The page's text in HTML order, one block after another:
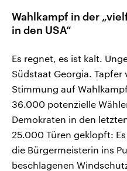
Wahlkampf in der
in den USA“
Es regnet, es ist kalt.
Südstaat Georgia.
Stimmung auf
36.000 potenzielle
Demokraten in den
25.000 Türen geklopft:
die Bürgermeisterin ins
beschlagenen